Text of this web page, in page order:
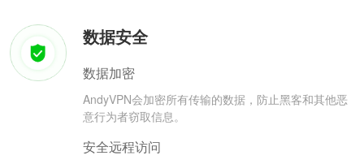
数据安全
数据加密
AndyVPN会加密所有传输的数据，防止黑客和其他恶
意行为者窃取信息。
安全远程访问